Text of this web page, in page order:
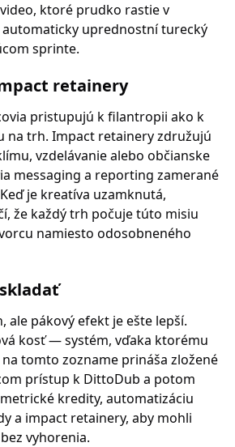
ktoré prudko rastie v
uprednostní turecký
sprinte.
retainery
pristupujú k filantropii ako k
na trh. Impact retainery združujú
vzdelávanie alebo občianske
messaging a reporting zamerané
je kreatíva uzamknutá,
že každý trh počuje túto misiu
namiesto odosobneného
ale pákový efekt je ešte lepší.
kosť — systém, vďaka ktorému
tomto zozname prináša zložené
prístup k DittoDub a potom
kredity, automatizáciu
a impact retainery, aby mohli
vyhorenia.